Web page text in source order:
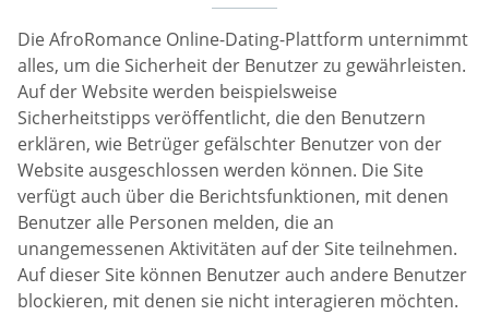
Die AfroRomance Online-Dating-Plattform unternimmt
alles, um die Sicherheit der Benutzer zu gewährleisten.
Auf der Website werden beispielsweise
Sicherheitstipps veröffentlicht, die den Benutzern
erklären, wie Betrüger gefälschter Benutzer von der
Website ausgeschlossen werden können. Die Site
verfügt auch über die Berichtsfunktionen, mit denen
Benutzer alle Personen melden, die an
unangemessenen Aktivitäten auf der Site teilnehmen.
Auf dieser Site können Benutzer auch andere Benutzer
blockieren, mit denen sie nicht interagieren möchten.